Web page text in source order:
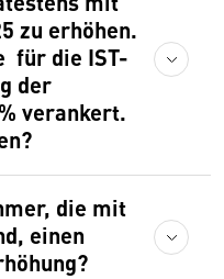
zu erhöhen.
für die IST-
der
verankert.
die mit
einen